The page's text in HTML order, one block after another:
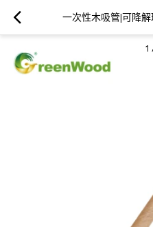
一次性木吸管|可降
1